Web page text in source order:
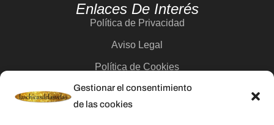
Gestionar el consentimiento
de las cookies
Enlaces De Interés
Política de Privacidad
Aviso Legal
Política de Cookies
Contacto